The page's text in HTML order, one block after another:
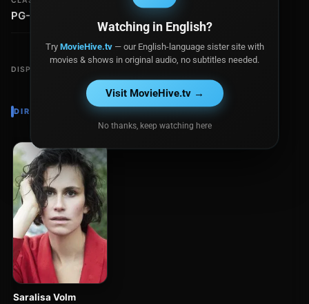
PG-13
DISPONIBLE EN
DIRECTOR
Saralisa Volm
Watching in English?
Try MovieHive.tv— our English-language sister site with
movies & shows in original audio, no subtitles needed.
Visit MovieHive.tv →
No thanks, keep watching here